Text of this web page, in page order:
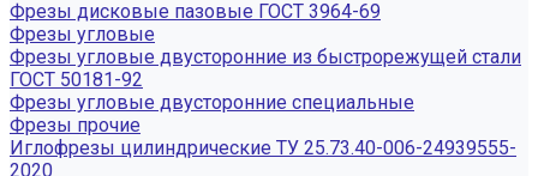
Фрезы дисковые пазовые ГОСТ 3964-69
Фрезы угловые
Фрезы угловые двусторонние из быстрорежущей стали
ГОСТ 50181-92
Фрезы угловые двусторонние специальные
Фрезы прочие
Иглофрезы цилиндрические ТУ 25.73.40-006-24939555-
2020